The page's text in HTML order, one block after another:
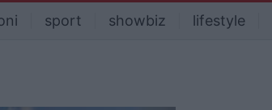
sport showbiz lifestyle